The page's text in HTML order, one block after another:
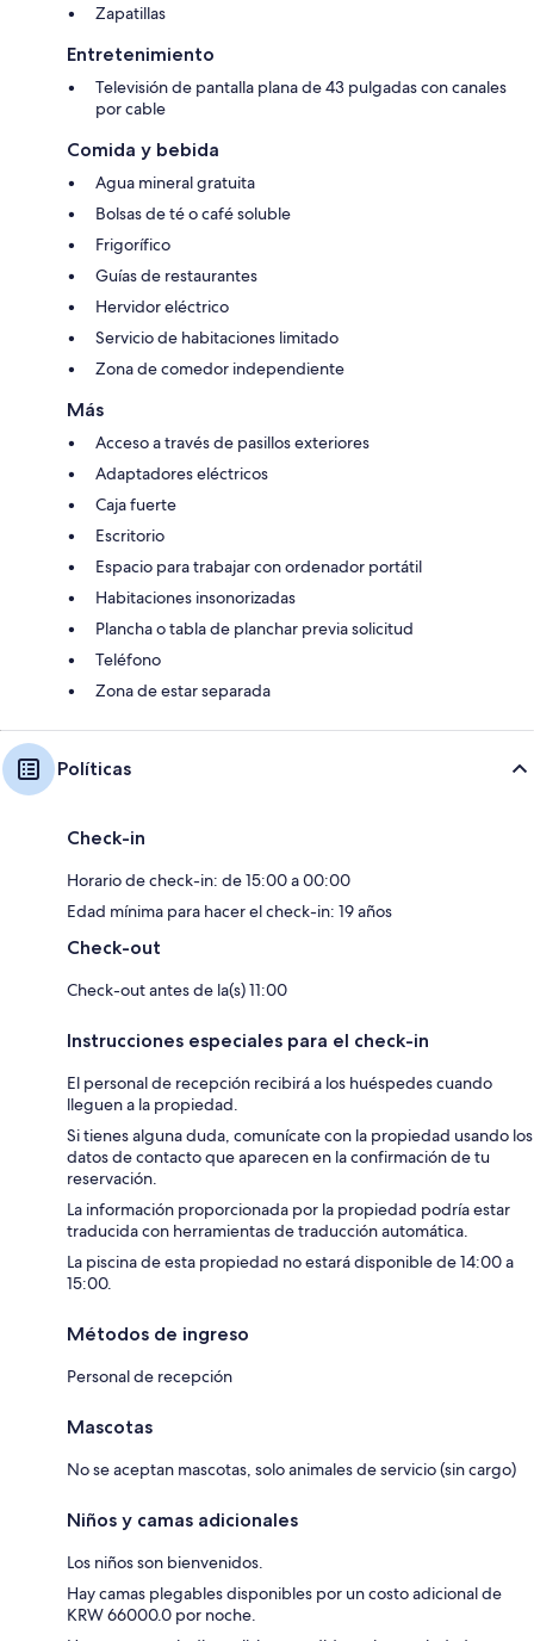
Zapatillas
Entretenimiento
Televisión de pantalla plana de 43 pulgadas con canales
por cable
Comida y bebida
Agua mineral gratuita
Bolsas de té o café soluble
Frigorífico
Guías de restaurantes
Hervidor eléctrico
Servicio de habitaciones limitado
Zona de comedor independiente
Más
Acceso a través de pasillos exteriores
Adaptadores eléctricos
Caja fuerte
Escritorio
Espacio para trabajar con ordenador portátil
Habitaciones insonorizadas
Plancha o tabla de planchar previa solicitud
Teléfono
Zona de estar separada
Políticas
Check-in
Horario de check-in: de 15:00 a 00:00
Edad mínima para hacer el check-in: 19 años
Check-out
Check-out antes de la(s) 11:00
Instrucciones especiales para el check-in
El personal de recepción recibirá a los huéspedes cuando
lleguen a la propiedad.
Si tienes alguna duda, comunícate con la propiedad usando los
datos de contacto que aparecen en la confirmación de tu
reservación.
La información proporcionada por la propiedad podría estar
traducida con herramientas de traducción automática.
La piscina de esta propiedad no estará disponible de 14:00 a
15:00.
Métodos de ingreso
Personal de recepción
Mascotas
No se aceptan mascotas, solo animales de servicio (sin cargo)
Niños y camas adicionales
Los niños son bienvenidos.
Hay camas plegables disponibles por un costo adicional de
KRW 66000.0 por noche.